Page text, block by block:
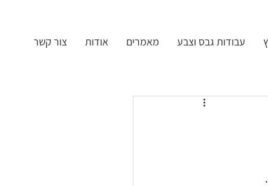
עבודות גבס וצבע מאמרים אודות צור קשר